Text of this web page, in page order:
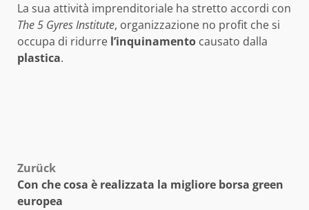
La sua attività imprenditoriale ha stretto accordi con
The 5 Gyres Institute, organizzazione no profit che si
occupa di ridurre l’inquinamento causato dalla
plastica.
Beitragsnavigation
Zurück
Con che cosa è realizzata la migliore borsa green
europea